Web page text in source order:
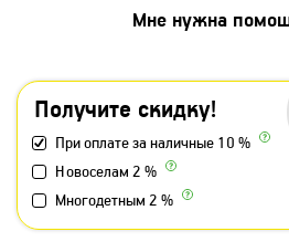
Получите скидку!
При оплате за наличные 10 %
Новоселам 2 %
Многодетным 2 %
Мне нужна